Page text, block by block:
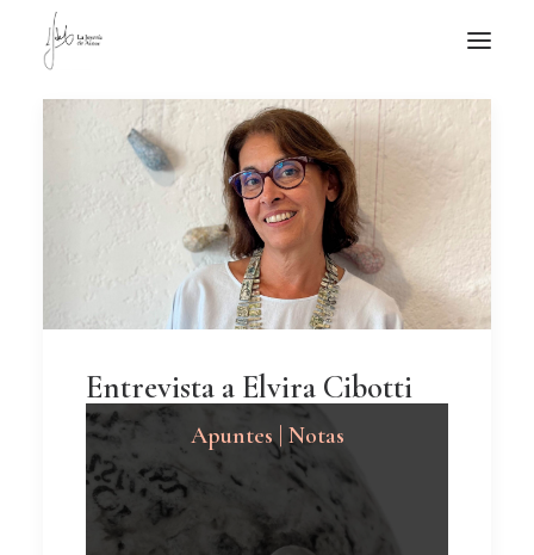
NOTICIAS DE JOYERÍA CONTEMPORÁNEA
Entrevista a Elvira Cibotti
Apuntes | Notas